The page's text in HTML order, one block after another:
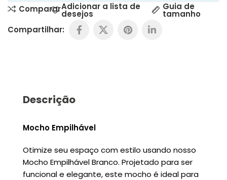
CompararAdicionar a lista de
desejos
Guia de
tamanho
Compartilhar:
Descrição
Mocho Empilhável
Otimize seu espaço com estilo usando nosso
Mocho Empilhável Branco. Projetado para ser
funcional e elegante, este mocho é ideal para